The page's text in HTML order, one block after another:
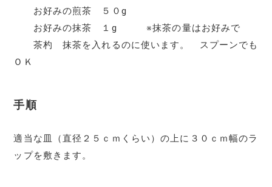
お好みの煎茶 ５０g
お好みの抹茶 １g ※抹茶の量はお好みで
茶杓 抹茶を入れるのに使います。 スプーンでも
ＯＫ
手順
適当な皿（直径２５ｃｍくらい）の上に３０ｃｍ幅のラ
ップを敷きます。